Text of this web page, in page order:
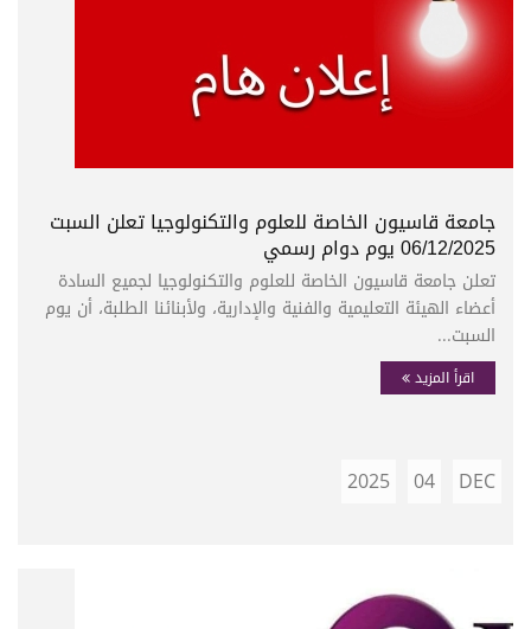
جامعة قاسيون الخاصة للعلوم والتكنولوجيا تعلن السبت
06/12/2025 يوم دوام رسمي
تعلن جامعة قاسيون الخاصة للعلوم والتكنولوجيا لجميع السادة
أعضاء الهيئة التعليمية والفنية والإدارية، ولأبنائنا الطلبة، أن يوم
السبت...
اقرأ المزيد
DEC
04
2025